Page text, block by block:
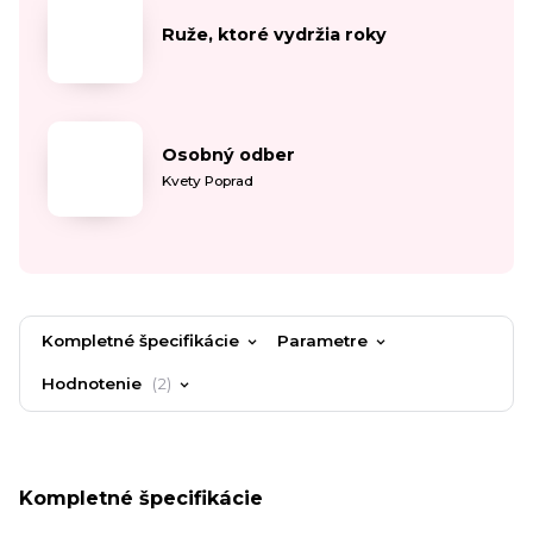
Ruže, ktoré vydržia roky
Osobný odber
Kvety Poprad
Kompletné špecifikácie Parametre
Hodnotenie 2
Kompletné špecifikácie